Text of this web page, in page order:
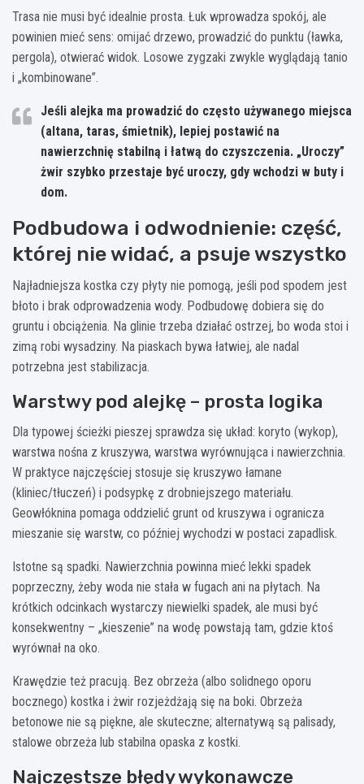
Trasa nie musi być idealnie prosta. Łuk wprowadza spokój, ale
powinien mieć sens: omijać drzewo, prowadzić do punktu (ławka,
pergola), otwierać widok. Losowe zygzaki zwykle wyglądają tanio
i „kombinowane”.
Jeśli alejka ma prowadzić do często używanego miejsca
(altana, taras, śmietnik), lepiej postawić na
nawierzchnię stabilną i łatwą do czyszczenia. „Uroczy”
żwir szybko przestaje być uroczy, gdy wchodzi w buty i
dom.
Podbudowa i odwodnienie: część,
której nie widać, a psuje wszystko
Najładniejsza kostka czy płyty nie pomogą, jeśli pod spodem jest
błoto i brak odprowadzenia wody. Podbudowę dobiera się do
gruntu i obciążenia. Na glinie trzeba działać ostrzej, bo woda stoi i
zimą robi wysadziny. Na piaskach bywa łatwiej, ale nadal
potrzebna jest stabilizacja.
Warstwy pod alejkę – prosta logika
Dla typowej ścieżki pieszej sprawdza się układ: koryto (wykop),
warstwa nośna z kruszywa, warstwa wyrównująca i nawierzchnia.
W praktyce najczęściej stosuje się kruszywo łamane
(kliniec/tłuczeń) i podsypkę z drobniejszego materiału.
Geowłóknina pomaga oddzielić grunt od kruszywa i ogranicza
mieszanie się warstw, co później wychodzi w postaci zapadlisk.
Istotne są spadki. Nawierzchnia powinna mieć lekki spadek
poprzeczny, żeby woda nie stała w fugach ani na płytach. Na
krótkich odcinkach wystarczy niewielki spadek, ale musi być
konsekwentny – „kieszenie” na wodę powstają tam, gdzie ktoś
wyrównał na oko.
Krawędzie też pracują. Bez obrzeża (albo solidnego oporu
bocznego) kostka i żwir rozjeżdżają się na boki. Obrzeża
betonowe nie są piękne, ale skuteczne; alternatywą są palisady,
stalowe obrzeża lub stabilna opaska z kostki.
Najczęstsze błędy wykonawcze